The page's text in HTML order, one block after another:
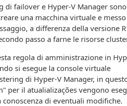
di failover e Hyper-V Manager sono
una macchina virtuale e
a differenza della versione
passo a farne le risorse
regola di amministrazione in
si esegue la console virtuale
di Hyper-V Manager, in
per il atualializações vengono
di eventuali modifiche.